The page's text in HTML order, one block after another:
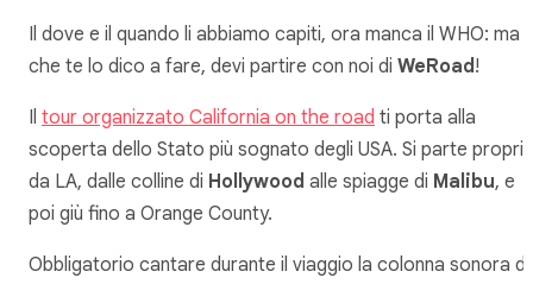
Il dove e il quando li abbiamo capiti, ora manca il WHO: ma
che te lo dico a fare, devi partire con noi di WeRoad!
Il tour organizzato California on the road ti porta alla
scoperta dello Stato più sognato degli USA. Si parte
da LA, dalle colline di Hollywood alle spiagge di Malibu, e
poi giù fino a Orange County.
Obbligatorio cantare durante il viaggio la colonna sonora di